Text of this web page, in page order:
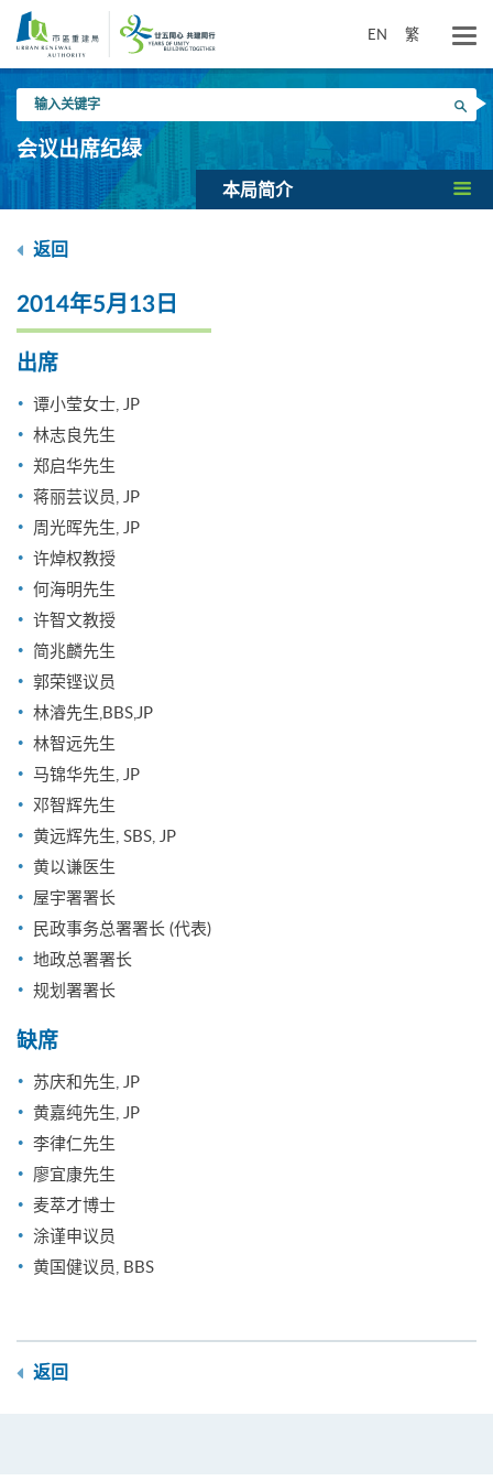
要
EN 繁
入
关
键
搜寻
会议出席纪绿
本局简介
返回
2014年5月13日
出席
谭小莹女士, JP
林志良先生
郑启华先生
蒋丽芸议员, JP
周光晖先生, JP
许焯权教授
何海明先生
许智文教授
简兆麟先生
郭荣铿议员
林濬先生,BBS,JP
林智远先生
马锦华先生, JP
邓智辉先生
黄远辉先生, SBS, JP
黄以谦医生
屋宇署署长
民政事务总署署长 (代表)
地政总署署长
规划署署长
缺席
苏庆和先生, JP
黄嘉纯先生, JP
李律仁先生
廖宜康先生
麦萃才博士
涂谨申议员
黄国健议员, BBS
返回